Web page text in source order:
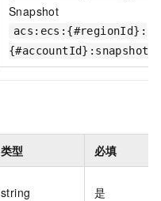
Snapshot
acs:ecs:{#regionId}:
{#accountId}:snapshot/
类型 必填
string 是